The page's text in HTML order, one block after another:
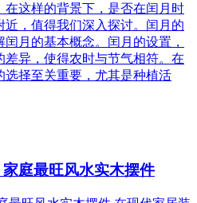
在这样的背景下，是否在闰月时
近，值得我们深入探讨。闰月的
月的基本概念。闰月的设置，
差异，使得农时与节气相符。在
选择至关重要，尤其是种植活
庭最旺风水实木摆件